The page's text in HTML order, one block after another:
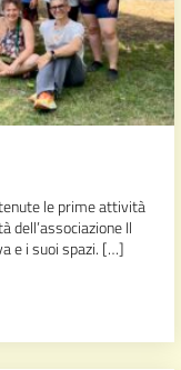
le prime attività
dell’associazione Il
e i suoi spazi. […]